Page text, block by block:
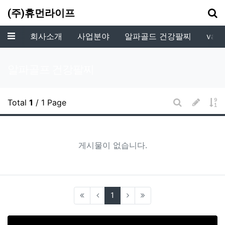
(주)휴먼라이프
메뉴 회사소개 사업분야 알파골드 건강팔찌 vala
Total 1 / 1 Page
게시판 검색
글쓰기
게시물이 없습니다.
1 (current)